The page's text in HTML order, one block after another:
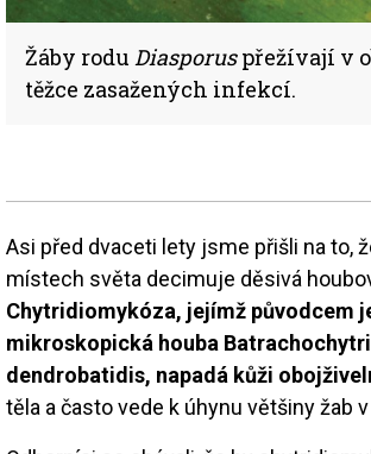
Žáby rodu Diasporuspřežívají v
těžce zasažených infekcí.
Asi před dvaceti lety jsme přišli na to,
místech světa decimuje děsivá
Chytridiomykóza, jejímž původcem
mikroskopická houba
dendrobatidis, napadá kůži
těla a často vede k úhynu většiny žab